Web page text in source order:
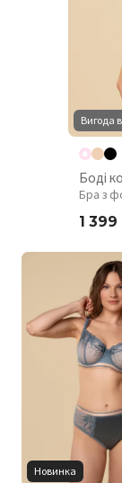
Вигода
Боді
Бра з
1 399
Новинка